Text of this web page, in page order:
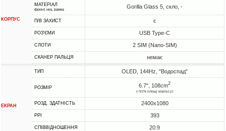
КОРПУС
МАТЕРІАЛ
фронт, низ, рамка Gorilla Glass 5, скло, -
П/В ЗАХИСТ є
РОЗ'ЄМИ USB Type-C
СЛОТИ 2 SIM (Nano-SIM)
СКАНЕР ПАЛЬЦЯ немає
ЕКРАН
ТИП OLED, 144Hz, "Водоспад"
РОЗМІР 6.7", 108cm2
(~91% площі корпусу)
РОЗД. ЗДАТНІСТЬ 2400x1080
PPI 393
СПІВВІДНОШЕННЯ 20:9